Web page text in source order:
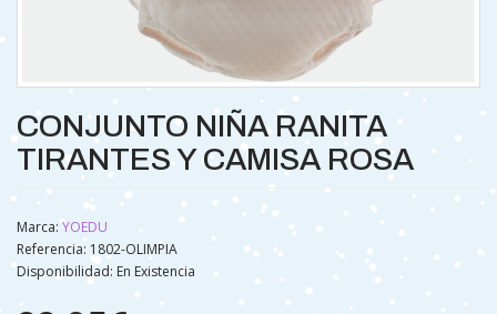
CONJUNTO NIÑA RANITA
TIRANTES Y CAMISA ROSA
Marca: YOEDU
Referencia: 1802-OLIMPIA
Disponibilidad: En Existencia